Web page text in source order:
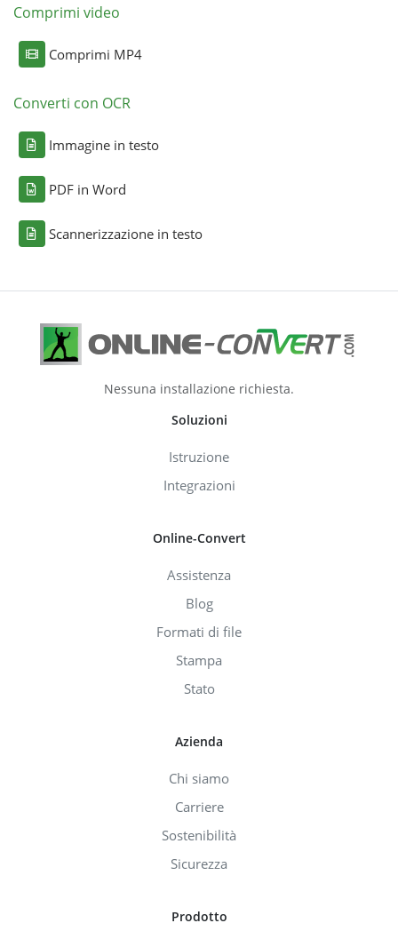
Comprimi video
Comprimi MP4
Converti con OCR
Immagine in testo
PDF in Word
Scannerizzazione in testo
Nessuna installazione richiesta.
Soluzioni
Istruzione
Integrazioni
Online-Convert
Assistenza
Blog
Formati di file
Stampa
Stato
Azienda
Chi siamo
Carriere
Sostenibilità
Sicurezza
Prodotto